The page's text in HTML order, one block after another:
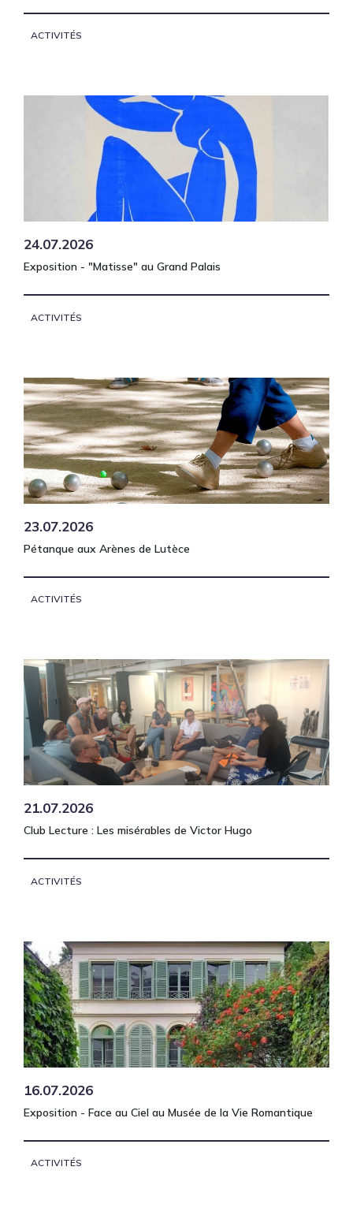
ACTIVITÉS
24.07.2026
Exposition - "Matisse" au Grand Palais
ACTIVITÉS
23.07.2026
Pétanque aux Arènes de Lutèce
ACTIVITÉS
21.07.2026
Club Lecture : Les misérables de Victor Hugo
ACTIVITÉS
16.07.2026
Exposition - Face au Ciel au Musée de la Vie Romantique
ACTIVITÉS